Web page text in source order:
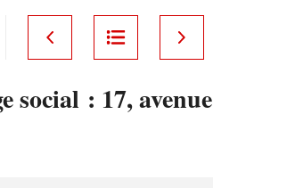
social : 17, avenue